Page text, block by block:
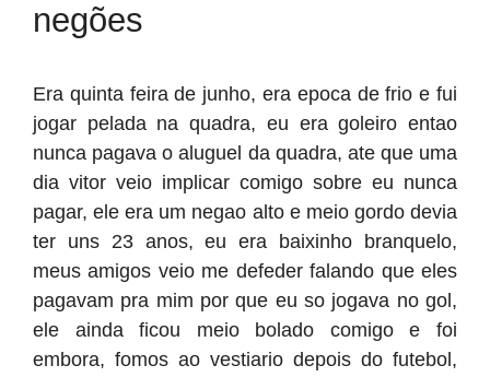
negões
Era quinta feira de junho, era epoca de frio e fui
jogar pelada na quadra, eu era goleiro entao
nunca pagava o aluguel da quadra, ate que uma
dia vitor veio implicar comigo sobre eu nunca
pagar, ele era um negao alto e meio gordo devia
ter uns 23 anos, eu era baixinho branquelo,
meus amigos veio me defeder falando que eles
pagavam pra mim por que eu so jogava no gol,
ele ainda ficou meio bolado comigo e foi
embora, fomos ao vestiario depois do futebol,